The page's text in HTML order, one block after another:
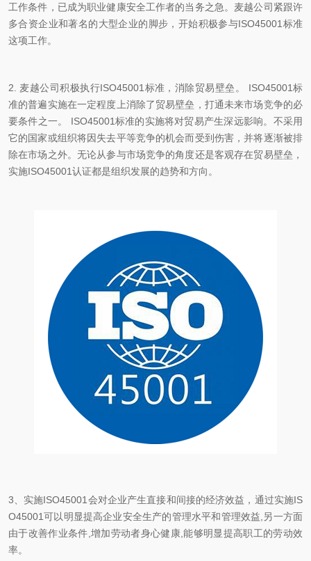
工作条件，已成为职业健康安全工作者的当务之急。麦越公司紧跟许
多合资企业和著名的大型企业的脚步，开始积极参与ISO45001标准
这项工作。
2. 麦越公司积极执行ISO45001标准，消除贸易壁垒。 ISO45001标
准的普遍实施在一定程度上消除了贸易壁垒，打通未来市场竞争的必
要条件之一。 ISO45001标准的实施将对贸易产生深远影响。不采用
它的国家或组织将因失去平等竞争的机会而受到伤害，并将逐渐被排
除在市场之外。无论从参与市场竞争的角度还是客观存在贸易壁垒，
实施ISO45001认证都是组织发展的趋势和方向。
3、实施ISO45001会对企业产生直接和间接的经济效益，通过实施IS
O45001可以明显提高企业安全生产的管理水平和管理效益,另一方面
由于改善作业条件,增加劳动者身心健康,能够明显提高职工的劳动效
率。